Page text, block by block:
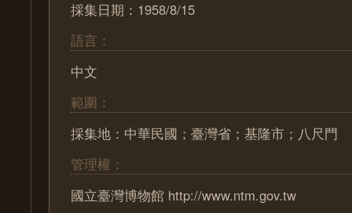
採集日期：1958/8/15
語言：
中文
範圍：
採集地：中華民國；臺灣省；基隆市；八尺門
管理權：
國立臺灣博物館 http://www.ntm.gov.tw